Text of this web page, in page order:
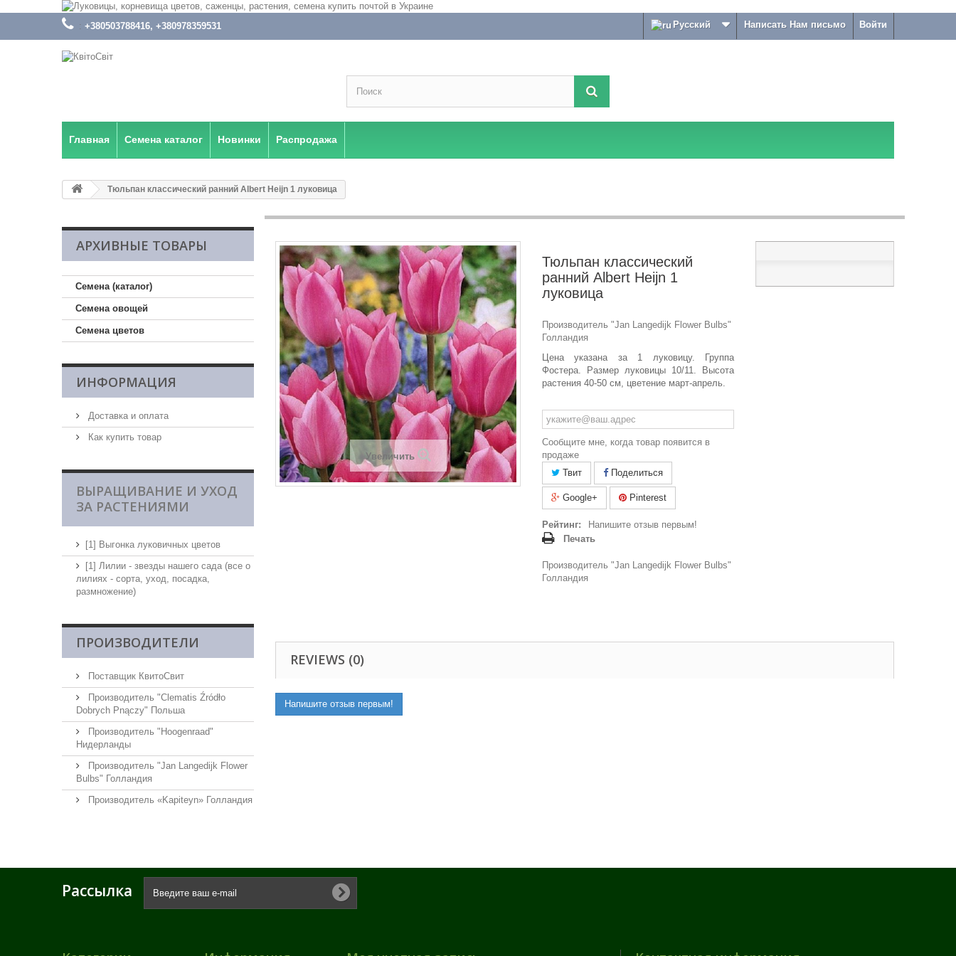
Войти
Написать Нам письмо
: +380503788416, +380978359531 Русский
Главная Семена каталог Новинки Распродажа
Тюльпан классический ранний Albert Heijn 1 луковица
АРХИВНЫЕ ТОВАРЫ
Семена (каталог)
Семена овощей
Семена цветов
ИНФОРМАЦИЯ
Доставка и оплата
Как купить товар
ВЫРАЩИВАНИЕ И УХОД
ЗА РАСТЕНИЯМИ
[1] Выгонка луковичных цветов
[1] Лилии - звезды нашего сада (все о
лилиях - сорта, уход, посадка,
размножение)
ПРОИЗВОДИТЕЛИ
Поставщик КвитоСвит
Производитель "Clematis Źródło
Dobrych Pnączy" Польша
Производитель "Hoogenraad"
Нидерланды
Производитель "Jan Langedijk Flower
Bulbs" Голландия
Производитель «Kapiteyn» Голландия
Увеличить
Тюльпан классический
ранний Albert Heijn 1
луковица
Производитель "Jan Langedijk Flower Bulbs"
Голландия
Цена указана за 1 луковицу. Группа
Фостера. Размер луковицы 10/11. Высота
растения 40-50 см, цветение март-апрель.
Сообщите мне, когда товар появится в
продаже
Твит
Поделиться
Google+ Pinterest
Рейтинг:
Напишите отзыв первым!
Печать
Производитель "Jan Langedijk Flower Bulbs"
Голландия
REVIEWS (0)
Напишите отзыв первым!
Рассылка